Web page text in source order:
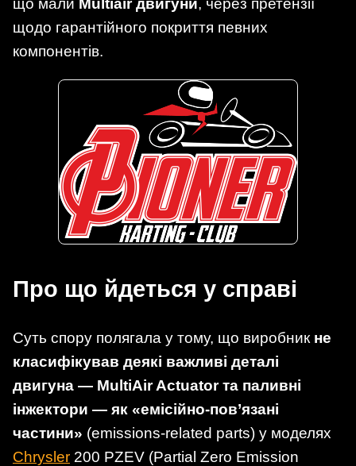
що мали Multiair двигуни, через претензії
щодо гарантійного покриття певних
компонентів.
Про що йдеться у справі
Суть спору полягала у тому, що виробник не
класифікував деякі важливі деталі
двигуна — MultiAir Actuator та паливні
інжектори — як «емісійно-пов’язані
частини» (emissions-related parts) у моделях
Chrysler 200 PZEV (Partial Zero Emission